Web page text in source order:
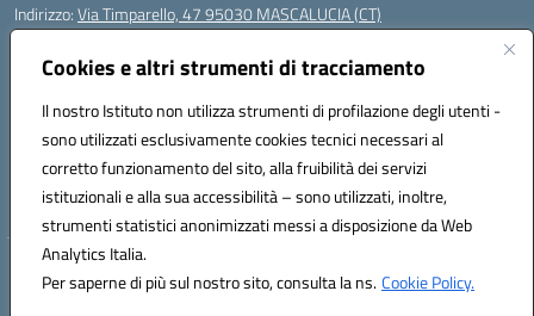
Cookies e altri strumenti di tracciamento
Il nostro Istituto non utilizza strumenti di profilazione degli utenti -
sono utilizzati esclusivamente cookies tecnici necessari al
corretto funzionamento del sito, alla fruibilità dei servizi
istituzionali e alla sua accessibilità – sono utilizzati, inoltre,
strumenti statistici anonimizzati messi a disposizione da Web
Analytics Italia.
Per saperne di più sul nostro sito, consulta la ns.Cookie Policy.
Indirizzo:Via Timparello, 47 95030 MASCALUCIA (CT)
Centralino:
Posta elettronica certificata (PEC):ctic8bc002@pec.istruzione.it
Codice fiscale: 93238350875
Codice meccanografico:ctic8bc002
Codice Indice delle Pubbliche Amministrazioni (IPA): istsc_ctic8bc002
Codice unico di fatturazione (CUF): 2PO2JW
Hosting & Powered by 3D Solution S.r.l.
Concept & Design by Designers Italia